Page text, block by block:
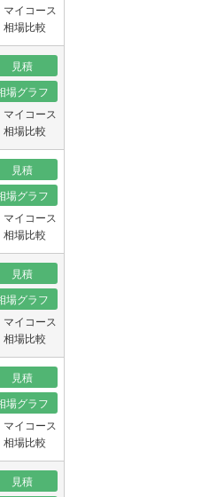
マイコース
相場比較
マイコース
相場比較
マイコース
相場比較
マイコース
相場比較
マイコース
相場比較